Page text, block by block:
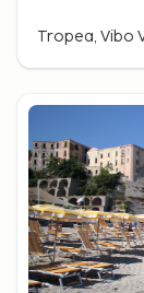
Tropea, Vibo